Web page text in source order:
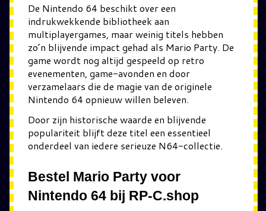
De Nintendo 64 beschikt over een
indrukwekkende bibliotheek aan
multiplayergames, maar weinig titels hebben
zo’n blijvende impact gehad als Mario Party. De
game wordt nog altijd gespeeld op retro
evenementen, game-avonden en door
verzamelaars die de magie van de originele
Nintendo 64 opnieuw willen beleven.
Door zijn historische waarde en blijvende
populariteit blijft deze titel een essentieel
onderdeel van iedere serieuze N64-collectie.
Bestel Mario Party voor
Nintendo 64 bij RP-C.shop